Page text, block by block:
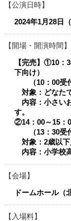
公演日時
2024年1月28日（
開場・開演時間
【完売】①10：
下向け）
（10：00受付
対象：どなた
内容：小さい
す。
②14：00～15：
（13：30受付
対象：2歳以下
内容：小学校
会場
ドームホール
入場料